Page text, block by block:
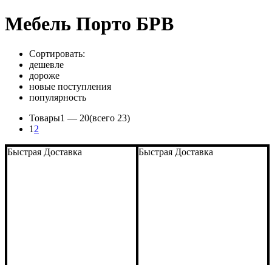
Мебель Порто БРВ
Сортировать:
дешевле
дороже
новые поступления
популярность
Товары1 — 20(всего 23)
1 2
Быстрая Доставка Быстрая Доставка